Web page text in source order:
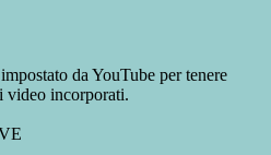
da YouTube per tenere
video incorporati.